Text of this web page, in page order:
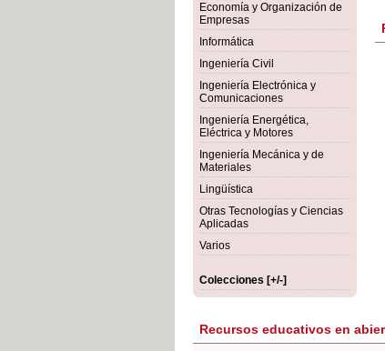
Economía y Organización de
Empresas
Informática
Ingeniería Civil
Ingeniería Electrónica y
Comunicaciones
Ingeniería Energética,
Eléctrica y Motores
Ingeniería Mecánica y de
Materiales
Lingüística
Otras Tecnologías y Ciencias
Aplicadas
Varios
Colecciones [+/-]
Recursos educativos en